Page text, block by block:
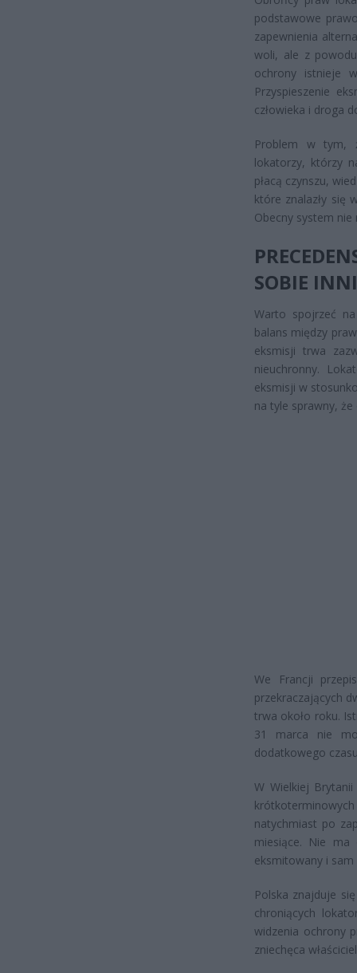
podstawowe
zapewnienia
woli, ale z
ochrony istnieje
Przyspieszenie
człowieka i droga
Problem w tym,
lokatorzy, którzy
płacą czynszu,
które znalazły się
Obecny system
SOBIE INNI
Warto spojrzeć
balans między
eksmisji trwa
nieuchronny.
eksmisji w
na tyle sprawny,
We Francji
przekraczających
trwa około roku.
31 marca nie
dodatkowego
W Wielkiej
natychmiast po
miesiące. Nie ma
eksmitowany i
Polska znajduje
chroniących
widzenia ochrony
zniechęca